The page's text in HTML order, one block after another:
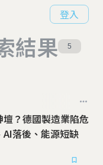
登入
結果 5
？德國製造業陷危
落後、能源短缺